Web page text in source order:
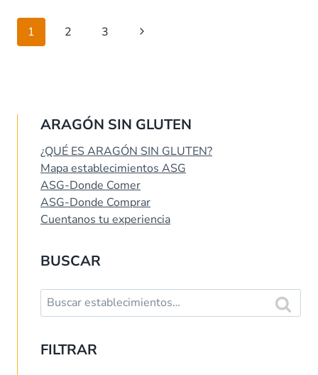
Navegación
de
1 2 3
Siguiente
ARAGÓN SIN GLUTEN
¿QUÉ ES ARAGÓN SIN GLUTEN?
Mapa establecimientos ASG
ASG-Donde Comer
ASG-Donde Comprar
Cuentanos tu experiencia
BUSCAR
Buscar:
Buscar
FILTRAR